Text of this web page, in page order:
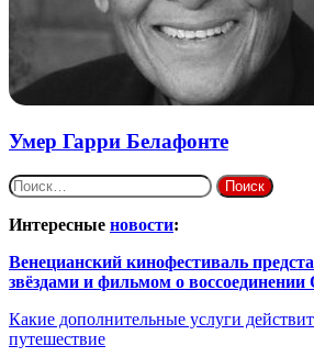
Умер Гарри Белафонте
Найти:
Интересные новости:
Венецианский кинофестиваль
звёздами и фильмом о воссоединении
Какие дополнительные услуги
путешествие